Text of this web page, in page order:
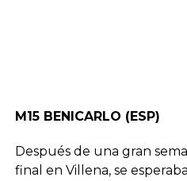
M15 BENICARLO (ESP)
Después de una gran
final en Villena, se